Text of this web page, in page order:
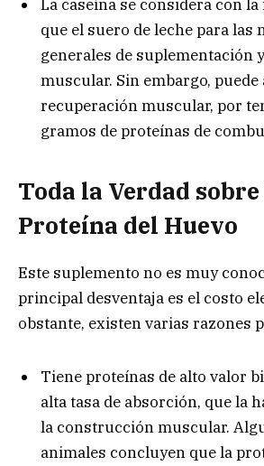
La caseína se considera con
que el suero de leche para las
generales de suplementación
muscular. Sin embargo, puede
recuperación muscular, por
gramos de proteínas de
Toda la Verdad
Proteína del Huevo
Este suplemento no es muy
principal desventaja es el costo
obstante, existen varias razones
Tiene proteínas de alto valor
alta tasa de absorción, que la
la construcción muscular.
animales concluyen que la